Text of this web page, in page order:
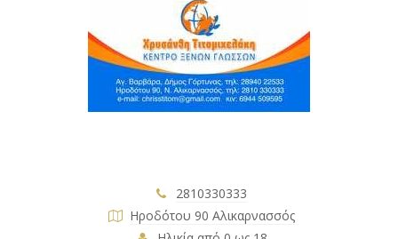
2810330333
Ηροδότου 90 Αλικαρνασσός